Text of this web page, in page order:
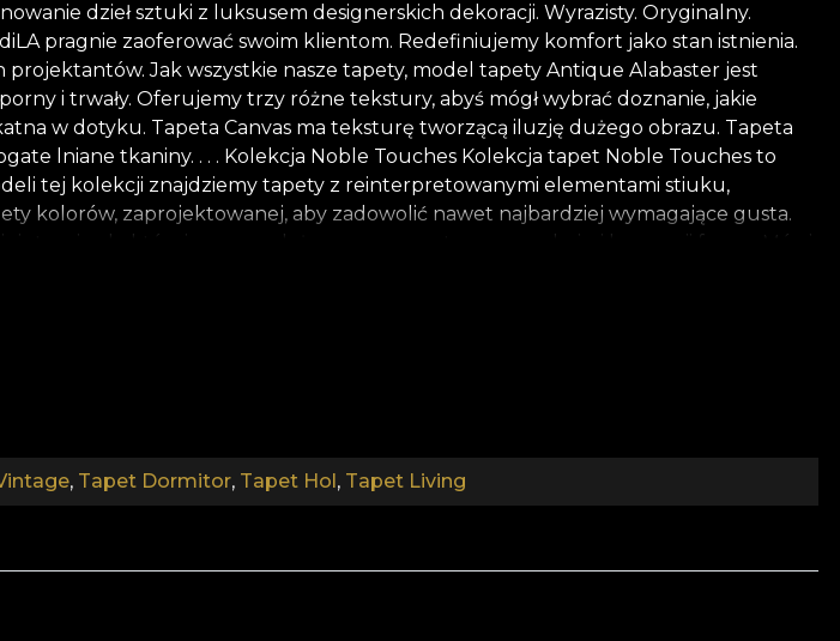
dzieł sztuki z luksusem designerskich dekoracji. Wyrazisty. Oryginalny.
pragnie zaoferować swoim klientom. Redefiniujemy komfort jako stan istnienia.
Jak wszystkie nasze tapety, model tapety Antique Alabaster jest
i trwały. Oferujemy trzy różne tekstury, abyś mógł wybrać doznanie, jakie
w dotyku. Tapeta Canvas ma teksturę tworzącą iluzję dużego obrazu. Tapeta
lniane tkaniny. . . . Kolekcja Noble Touches Kolekcja tapet Noble Touches to
tej kolekcji znajdziemy tapety z reinterpretowanymi elementami stiuku,
kolorów, zaprojektowanej, aby zadowolić nawet najbardziej wymagające gusta.
za eksperyment w gościnności, ponieważ uczymy się żyć w zgodzie z samymi
w prostej linii, która kryje w sobie tyle możliwości. Sztuka to nieustanne
zaleca użycie własnego kleju do tapetowania. Dzięki temu możesz cieszyć się
standardy jakości.
, Tapet Dormitor, Tapet Hol , Tapet Living